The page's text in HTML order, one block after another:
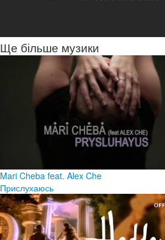
Ще більше музики
Mari Cheba feat. Alex Che
Прислухаюсь